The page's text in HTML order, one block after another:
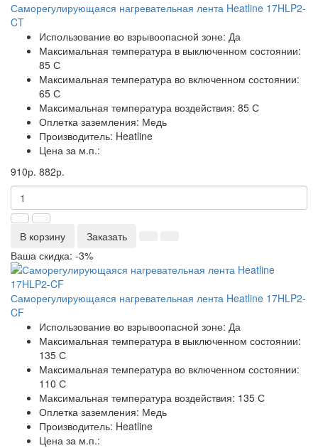
Саморегулирующаяся нагревательная лента Heatline 17HLP2-
CT
Использование во взрывоопасной зоне: Да
Максимальная температура в выключенном состоянии:
85 С
Максимальная температура во включенном состоянии:
65 С
Максимальная температура воздействия: 85 С
Оплетка заземления: Медь
Производитель: Heatline
Цена за м.п.:
910р. 882р.
В корзину
Заказать
Ваша скидка: -3%
Саморегулирующаяся нагревательная лента Heatline 17HLP2-
CF
Использование во взрывоопасной зоне: Да
Максимальная температура в выключенном состоянии:
135 С
Максимальная температура во включенном состоянии:
110 С
Максимальная температура воздействия: 135 С
Оплетка заземления: Медь
Производитель: Heatline
Цена за м.п.: